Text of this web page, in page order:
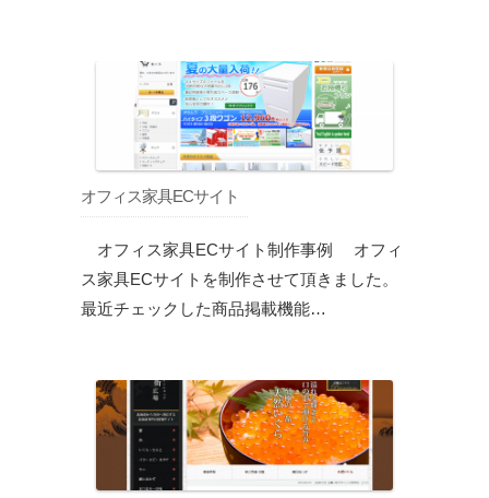
オフィス家具ECサイト
オフィス家具ECサイト制作事例 オフィ
ス家具ECサイトを制作させて頂きました。
最近チェックした商品掲載機能…